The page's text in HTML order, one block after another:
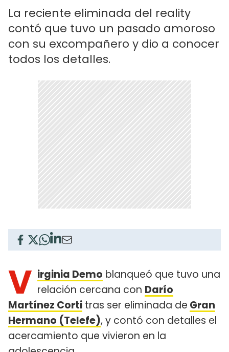
La reciente eliminada del reality
contó que tuvo un pasado amoroso
con su excompañero y dio a conocer
todos los detalles.
V irginia Demo blanqueó que tuvo una
relación cercana con Darío
Martínez Corti tras ser eliminada de Gran
Hermano (Telefe), y contó con detalles el
acercamiento que vivieron en la